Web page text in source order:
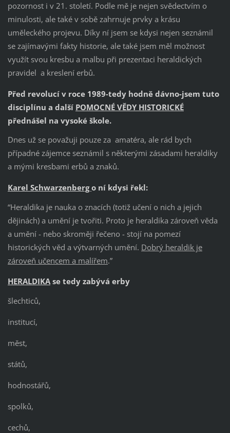
pozornost i v 21. století. Podle mě je nejen svědectvím o
minulosti, ale také v sobě zahrnuje prvky a krásu
uměleckého projevu. Díky ní jsem se kdysi nejen seznámil
se zajímavými fakty historie, ale také jsem měl možnost
využít svou kresbu a malbu při prezentaci heraldických
pravidel a kreslení erbů.
Před revolucí v roce 1989-tedy hodně dávno-jsem tuto
disciplínu a další POMOCNÉ VĚDY HISTORICKÉ
přednášel na vysoké škole.
Dnes už se považuji pouze za amatéra, ale rád bych
případné zájemce seznámil s některými zásadami heraldiky
a mými kresbami erbů a znaků.
Karel Schwarzenbergo ní kdysi řekl:
“Heraldika je nauka o znacích (totiž učení o nich a jejich
dějinách) a umění je tvořiti. Proto je heraldika zároveň věda
a umění - nebo skroměji řečeno - stojí na pomezí
historických věd a výtvarných umění. Dobrý heraldik je
zároveň učencem a malířem.”
HERALDIKAse tedy zabývá erby
šlechticů,
institucí,
měst,
států,
hodnostářů,
spolků,
cechů,